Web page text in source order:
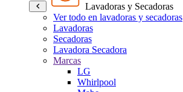
Lavadoras y Secadoras
Ver todo en lavadoras y secadoras
Lavadoras
Secadoras
Lavadora Secadora
Marcas
LG
Whirlpool